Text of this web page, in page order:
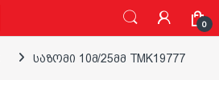
0
საზომი 10მ/25მმ TMK19777